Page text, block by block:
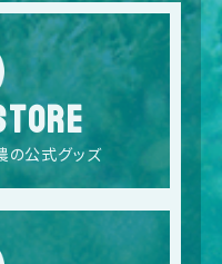
の公式グッズ